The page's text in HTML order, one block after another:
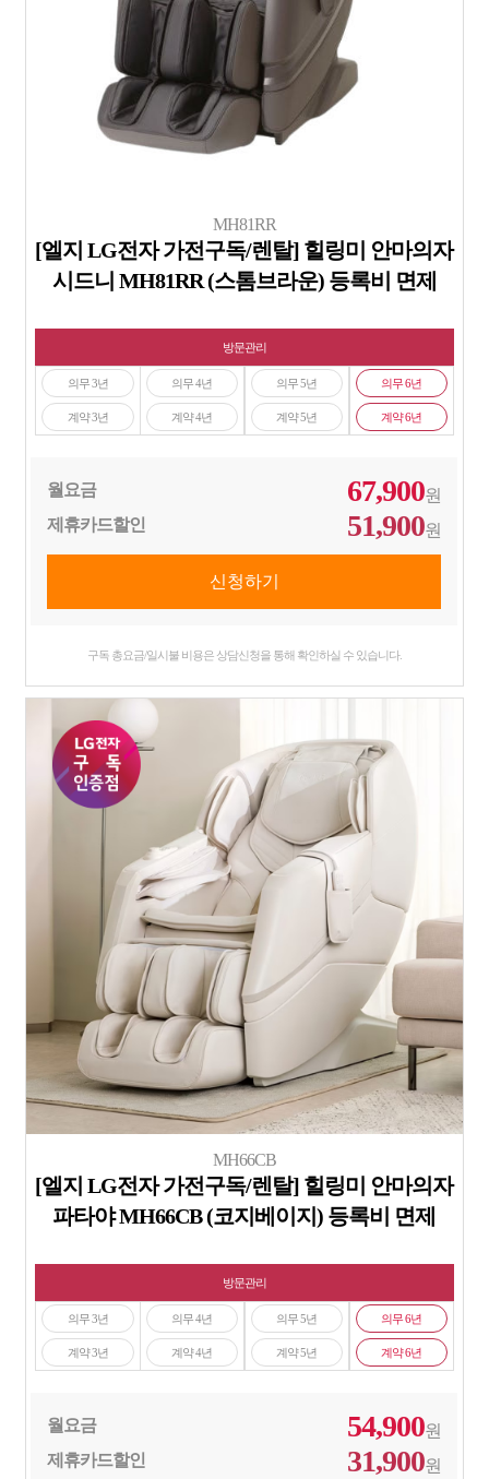
MH81RR
[엘지 LG전자 가전구독/렌탈] 힐링미 안마의자
시드니 MH81RR (스톰브라운) 등록비 면제
방문관리
의무 3년
계약 3년
의무 4년
계약 4년
의무 5년
계약 5년
의무 6년
계약 6년
월요금 67,900원
제휴카드할인
51,900원
구독 총요금/일시불 비용은 상담신청을 통해 확인하실 수 있습니다.
MH66CB
[엘지 LG전자 가전구독/렌탈] 힐링미 안마의자
파타야 MH66CB (코지베이지) 등록비 면제
방문관리
의무 3년
계약 3년
의무 4년
계약 4년
의무 5년
계약 5년
의무 6년
계약 6년
월요금 54,900원
제휴카드할인
31,900원